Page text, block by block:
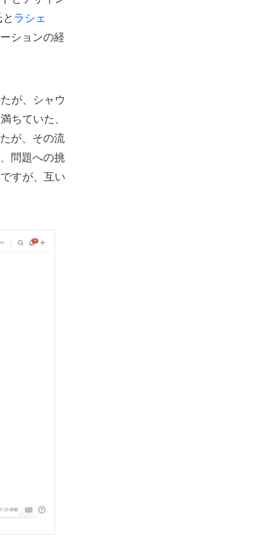
ラシェ
ションの経
が、シャウ
ちていた、
が、その流
問題への挑
すが、互い